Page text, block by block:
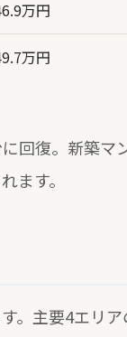
万円
万円
回復。新築
ます。
。主要4エリア